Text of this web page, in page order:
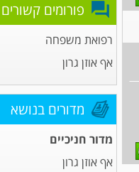
פורומים קשורים
רפואת משפחה
אף אוזן גרון
מדורים בנושא
מדור חניכיים
אף אוזן גרון